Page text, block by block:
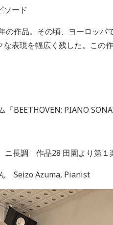
ソード
の作品。その頃、ヨーロッ
表現を幅広く残した。この
「BEETHOVEN: PIANO
ニ長調 作品28 田園より第１
Seizo Azuma, Pianist